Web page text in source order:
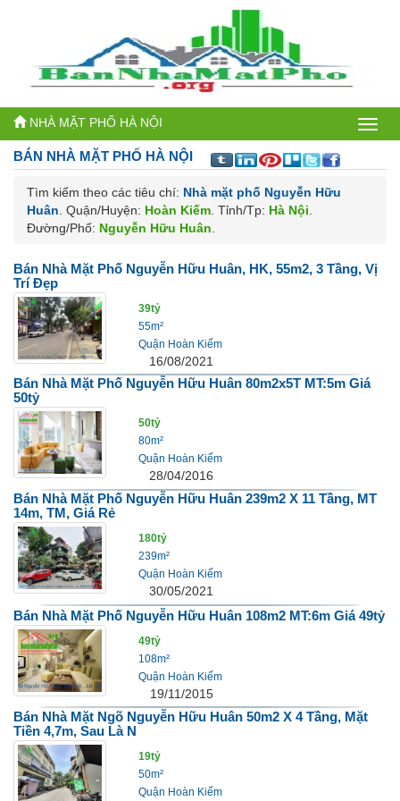
Bán
NHÀ MẶT PHỐ HÀ NỘI
BÁN NHÀ MẶT PHỐ HÀ NỘI
Tìm kiếm theo các tiêu chí: Nhà mặt phố Nguyễn Hữu
Huân . Quận/Huyện: Hoàn Kiếm . Tỉnh/Tp: Hà Nội
Đường/Phố: Nguyễn Hữu Huân
Bán Nhà Mặt Phố Nguyễn Hữu Huân, HK, 55m2, 3 Tầng, Vị
Trí Đẹp
39tỷ
55m²
Quận Hoàn Kiếm
16/08/2021
Bán Nhà Mặt Phố Nguyễn Hữu Huân 80m2x5T MT:5m Giá
50tỷ
50tỷ
80m²
Quận Hoàn Kiếm
28/04/2016
Bán Nhà Mặt Phố Nguyễn Hữu Huân 239m2 X 11 Tầng, MT
14m, TM, Giá Rẻ
180tỷ
239m²
Quận Hoàn Kiếm
30/05/2021
Bán Nhà Mặt Phố Nguyễn Hữu Huân 108m2 MT:6m Giá 49tỷ
49tỷ
108m²
Quận Hoàn Kiếm
19/11/2015
Bán Nhà Mặt Ngõ Nguyễn Hữu Huân 50m2 X 4 Tầng, Mặt
Tiền 4,7m, Sau Là N
19tỷ
50m²
Quận Hoàn Kiếm